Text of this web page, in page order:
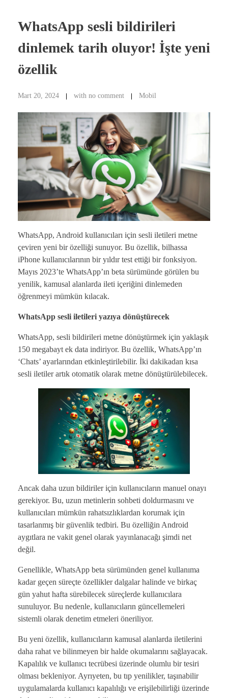
WhatsApp sesli bildirileri
dinlemek tarih oluyor! İşte yeni
özellik
Mart 20, 2024 with no comment Mobil
WhatsApp, Android kullanıcıları için sesli iletileri metne
çeviren yeni bir özelliği sunuyor. Bu özellik, bilhassa
iPhone kullanıcılarının bir yıldır test ettiği bir fonksiyon.
Mayıs 2023’te WhatsApp’ın beta sürümünde görülen bu
yenilik, kamusal alanlarda ileti içeriğini dinlemeden
öğrenmeyi mümkün kılacak.
WhatsApp sesli iletileri yazıya dönüştürecek
WhatsApp, sesli bildirileri metne dönüştürmek için yaklaşık
150 megabayt ek data indiriyor. Bu özellik, WhatsApp’ın
‘Chats’ ayarlarından etkinleştirilebilir. İki dakikadan kısa
sesli iletiler artık otomatik olarak metne dönüştürülebilecek.
Ancak daha uzun bildiriler için kullanıcıların manuel onayı
gerekiyor. Bu, uzun metinlerin sohbeti doldurmasını ve
kullanıcıları mümkün rahatsızlıklardan korumak için
tasarlanmış bir güvenlik tedbiri. Bu özelliğin Android
aygıtlara ne vakit genel olarak yayınlanacağı şimdi net
değil.
Genellikle, WhatsApp beta sürümünden genel kullanıma
kadar geçen süreçte özellikler dalgalar halinde ve birkaç
gün yahut hafta sürebilecek süreçlerde kullanıcılara
sunuluyor. Bu nedenle, kullanıcıların güncellemeleri
sistemli olarak denetim etmeleri öneriliyor.
Bu yeni özellik, kullanıcıların kamusal alanlarda iletilerini
daha rahat ve bilinmeyen bir halde okumalarını sağlayacak.
Kapalılık ve kullanıcı tecrübesi üzerinde olumlu bir tesiri
olması bekleniyor. Ayrıyeten, bu tıp yenilikler, taşınabilir
uygulamalarda kullanıcı kapalılığı ve erişilebilirliği üzerinde